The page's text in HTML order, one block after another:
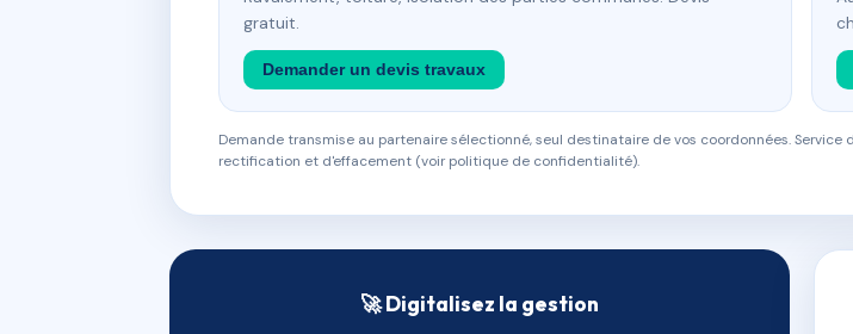
gratuit.
Demander un devis travaux
Demande transmise au partenaire sélectionné, seul destinataire de vos coordonnées.
rectification et d'effacement (voir politique de confidentialité).
🚀 Digitalisez la gestion